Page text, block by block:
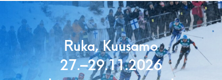
Ruka, Kuusamo
27.–29.11.2026